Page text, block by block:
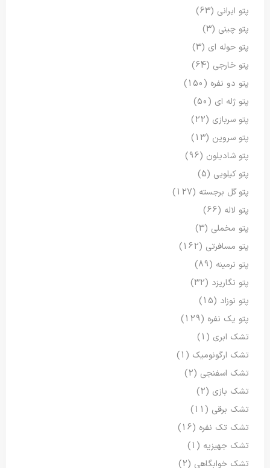
پتو ایرانی (63)
پتو چینی (3)
پتو حوله ای (3)
پتو خارجی (64)
پتو دو نفره (150)
پتو ژله ای (50)
پتو سربازی (22)
پتو سروین (13)
پتو شادیلون (96)
پتو کیلویی (5)
پتو گل برجسته (127)
پتو لاله (66)
پتو مخملی (3)
پتو مسافرتی (162)
پتو نرمینه (89)
پتو نگاریزد (32)
پتو نوزاد (15)
پتو یک نفره (129)
تشک ابری (1)
تشک ارگونومیک (1)
تشک اسفنجی (2)
تشک بازی (2)
تشک برقی (11)
تشک تک نفره (16)
تشک جهیزیه (1)
تشک خوابگاهی (2)